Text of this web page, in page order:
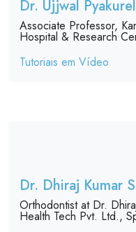
Dr. Ujjwal Pyakurel
Associate Professor,
Hospital & Research
Tutoriais em Vídeo
Dr. Dhiraj Kumar
Orthodontist at Dr.
Health Tech Pvt. Ltd.,